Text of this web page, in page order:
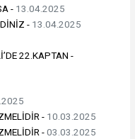
- 13.04.2025
- 13.04.2025
22.KAPTAN -
- 10.03.2025
-03.03.2025